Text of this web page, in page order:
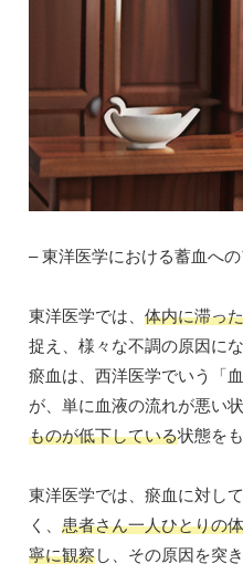
– 東洋医学における蓄血へ
東洋医学では、 体内に滞っ
捉え、様々な不調の原因に
瘀血は、西洋医学でいう「
が、単に血液の流れが悪い
ものが低下している状態を
東洋医学では、瘀血に対し
く、 患者さん一人ひとりの
寧に観察し、その原因を突